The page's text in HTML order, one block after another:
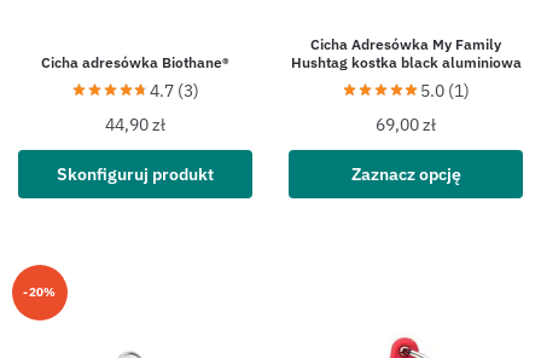
Cicha adresówka Biothane®
4.7 (3)
44,90zł
Skonfiguruj produkt
Cicha Adresówka My Family
Hushtag kostka black aluminiowa
5.0 (1)
69,00zł
Zaznacz opcję
-20%